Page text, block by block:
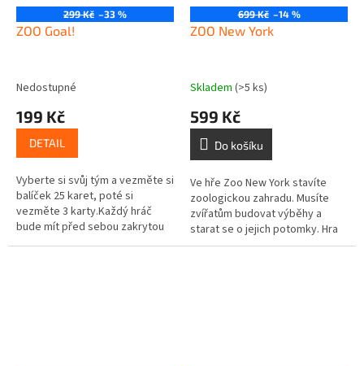
299 Kč –33 %
ZOO Goal!
Nedostupné
199 Kč
DETAIL
Vyberte si svůj tým a vezměte si
balíček 25 karet, poté si
vezměte 3 karty.Každý hráč
bude mít před sebou zakrytou
kartu, kterou musí otočit přesně
699 Kč –14 %
ZOO New York
Skladem (>5 ks)
599 Kč
Do košíku
Ve hře Zoo New York stavíte
zoologickou zahradu. Musíte
zvířatům budovat výběhy a
starat se o jejich potomky. Hra
není složitá, ve svém tahu máte